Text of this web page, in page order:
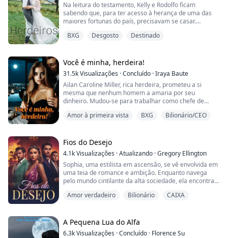
Na leitura do testamento, Kelly e Rodolfo ficam
sabendo que, para ter acesso à herança de uma das
maiores fortunas do país, precisavam se casar.
quando sofreram um acidente no helicóptero em que
sentiu um ódio atroz por Kelly; ela representava
exatamente o tipo de mulher que ele mais det...
BXG Desgosto Destinado
Você é minha, herdeira!
31.5kVisualizações ·Concluído ·Iraya Baute
Ailan Caroline Miller, rica herdeira, prometeu a si
mesma que nenhum homem a amaria por seu
dinheiro. Mudou-se para trabalhar como chefe de
como uma garota normal. Conheceu Walter Patel e,
viviam com a sogra, que a tratava muito mal. Para
piora...
Amor à primeira vista BXG Bilionário/CEO
Fios do Desejo
4.1kVisualizações ·Atualizando ·Gregory Ellington
Sophia, uma estilista em ascensão, se vê envolvida em
uma teia de romance e ambição. Enquanto navega
pelo mundo cintilante da alta sociedade, ela encontra
do setor imobiliário até um carismático produtor de
relacionamentos, ela precisa enfrentar as
consequência...
Amor verdadeiro Bilionário CAIXA
A Pequena Lua do Alfa
6.3kVisualizações ·Concluído · Florence Su